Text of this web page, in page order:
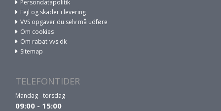
Persondatapolitik
Fejl og skader i levering
VVS opgaver du selv må udføre
Om cookies
Om rabat-vvs.dk
Sitemap
TELEFONTIDER
Mandag - torsdag
09:00 - 15:00